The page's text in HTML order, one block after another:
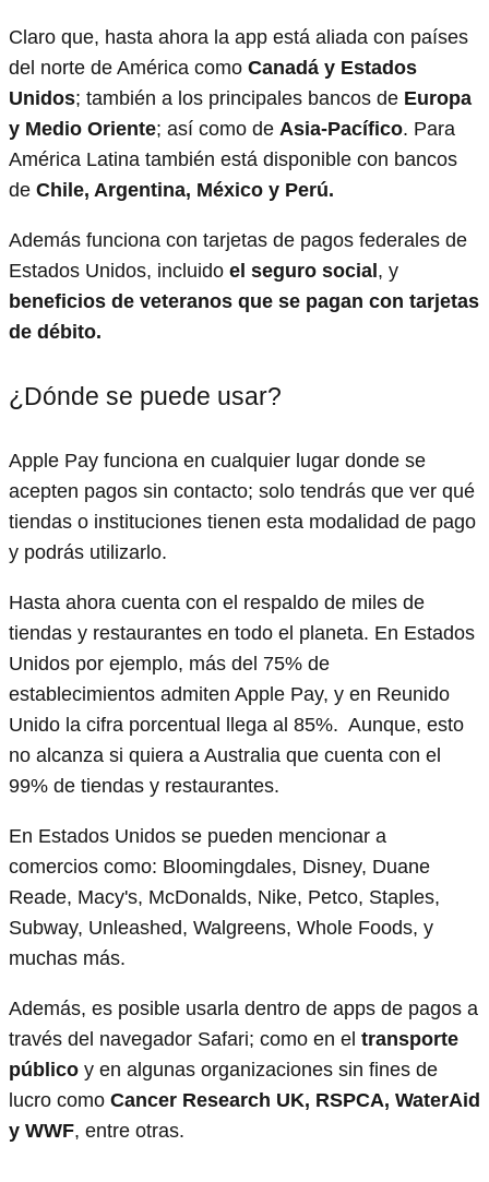
Claro que, hasta ahora la app está aliada con países
del norte de América como Canadá y Estados
Unidos; también a los principales bancos de Europa
y Medio Oriente; así como de Asia-Pacífico. Para
América Latina también está disponible con bancos
de Chile, Argentina, México y Perú.
Además funciona con tarjetas de pagos federales de
Estados Unidos, incluido el seguro social , y
beneficios de veteranos que se pagan con tarjetas
de débito.
¿Dónde se puede usar?
Apple Pay funciona en cualquier lugar donde se
acepten pagos sin contacto; solo tendrás que ver qué
tiendas o instituciones tienen esta modalidad de pago
y podrás utilizarlo.
Hasta ahora cuenta con el respaldo de miles de
tiendas y restaurantes en todo el planeta. En Estados
Unidos por ejemplo, más del 75% de
establecimientos admiten Apple Pay, y en Reunido
Unido la cifra porcentual llega al 85%. Aunque, esto
no alcanza si quiera a Australia que cuenta con el
99% de tiendas y restaurantes.
En Estados Unidos se pueden mencionar a
comercios como: Bloomingdales, Disney, Duane
Reade, Macy's, McDonalds, Nike, Petco, Staples,
Subway, Unleashed, Walgreens, Whole Foods, y
muchas más.
Además, es posible usarla dentro de apps de pagos a
través del navegador Safari; como en el transporte
público y en algunas organizaciones sin fines de
lucro como Cancer Research UK, RSPCA, WaterAid
y WWF, entre otras.